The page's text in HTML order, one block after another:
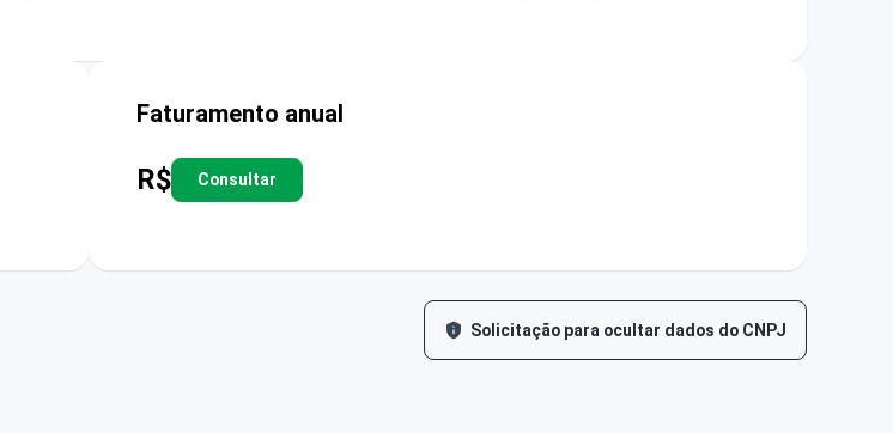
Faturamento anual
R$ Consultar
Solicitação para ocultar dados do CNPJ